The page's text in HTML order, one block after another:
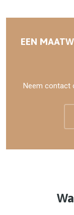
EEN
Neem contact